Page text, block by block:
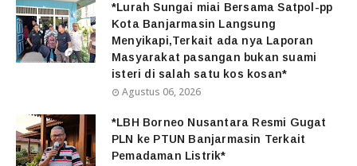
*Lurah Sungai miai Bersama Satpol-pp
Kota Banjarmasin Langsung
Menyikapi,Terkait ada nya Laporan
Masyarakat pasangan bukan suami
isteri di salah satu kos kosan*
Agustus 06, 2026
*LBH Borneo Nusantara Resmi Gugat
PLN ke PTUN Banjarmasin Terkait
Pemadaman Listrik*